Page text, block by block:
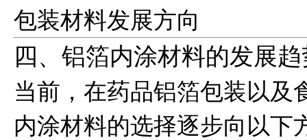
包装材料发展方向
四、铝箔内涂材料的发展
当前，在药品铝箔包装以及
内涂材料的选择逐步向以下